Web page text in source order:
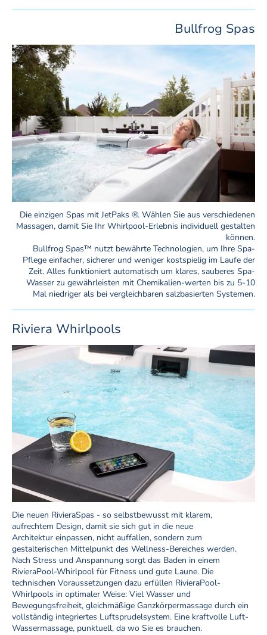
Bullfrog Spas
Die einzigen Spas mit JetPaks ®. Wählen Sie aus verschiedenen
Massagen, damit Sie Ihr Whirlpool-Erlebnis individuell gestalten
können.
Bullfrog Spas™ nutzt bewährte Technologien, um Ihre Spa-
Pflege einfacher, sicherer und weniger kostspielig im Laufe der
Zeit. Alles funktioniert automatisch um klares, sauberes Spa-
Wasser zu gewährleisten mit Chemikalien-werten bis zu 5-10
Mal niedriger als bei vergleichbaren salzbasierten Systemen.
Riviera Whirlpools
Die neuen RivieraSpas - so selbstbewusst mit klarem,
aufrechtem Design, damit sie sich gut in die neue
Architektur einpassen, nicht auffallen, sondern zum
gestalterischen Mittelpunkt des Wellness-Bereiches werden.
Nach Stress und Anspannung sorgt das Baden in einem
RivieraPool-Whirlpool für Fitness und gute Laune. Die
technischen Voraussetzungen dazu erfüllen RivieraPool-
Whirlpools in optimaler Weise: Viel Wasser und
Bewegungsfreiheit, gleichmäßige Ganzkörpermassage durch ein
vollständig integriertes Luftsprudelsystem. Eine kraftvolle Luft-
Wassermassage, punktuell, da wo Sie es brauchen.